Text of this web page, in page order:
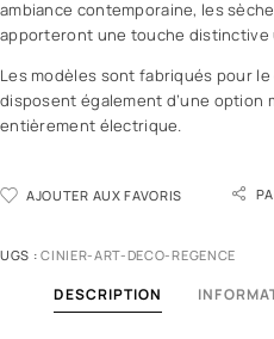
ambiance contemporaine, les
apporteront une touche distinctive
Les modèles sont fabriqués pour
disposent également d’une
entièrement électrique.
AJOUTER AUX FAVORIS
UGS :CINIER-ART-DECO-REGENCE
DESCRIPTION